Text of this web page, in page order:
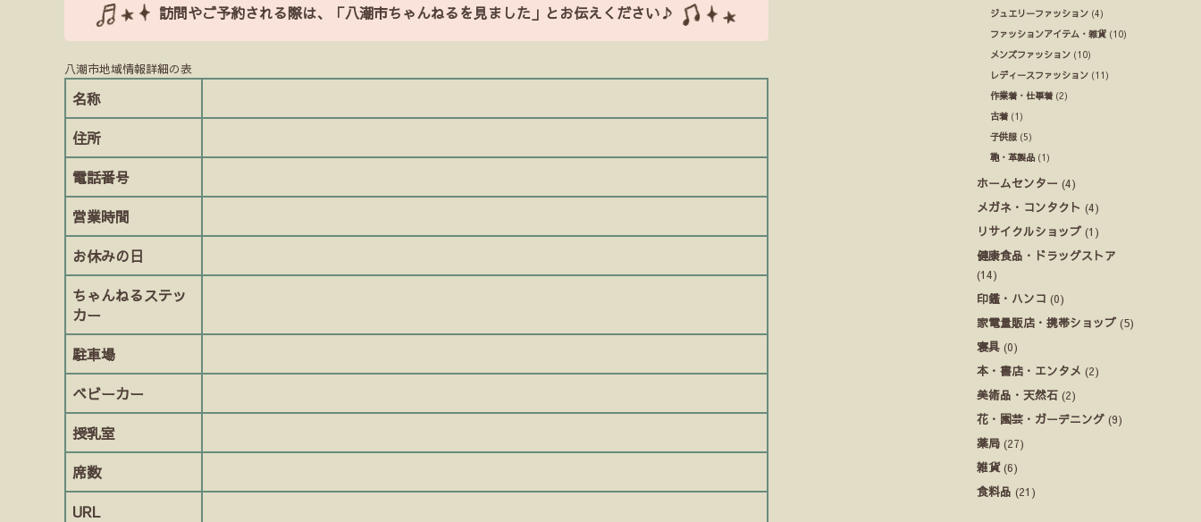
訪問やご予約される際は、「八潮市ちゃんねるを見ました」とお伝えください♪
八潮市地域情報詳細の表
名称
住所
電話番号
営業時間
お休みの日
ちゃんねるステッ
カー
駐車場
ベビーカー
授乳室
席数
URL
ジュエリーファッション (4)
ファッションアイテム・雑貨 (10)
メンズファッション (10)
レディースファッション (11)
作業着・仕事着 (2)
古着 (1)
子供服 (5)
鞄・革製品 (1)
ホームセンター (4)
メガネ・コンタクト (4)
リサイクルショップ (1)
健康食品・ドラッグストア
(14)
印鑑・ハンコ (0)
家電量販店・携帯ショップ (5)
寝具 (0)
本・書店・エンタメ (2)
美術品・天然石 (2)
花・園芸・ガーデニング (9)
薬局 (27)
雑貨(6)
食料品 (21)